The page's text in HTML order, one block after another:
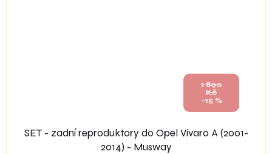
1 890
Kč
–15 %
SET - zadní reproduktory do Opel Vivaro A (2001-
2014) - Musway